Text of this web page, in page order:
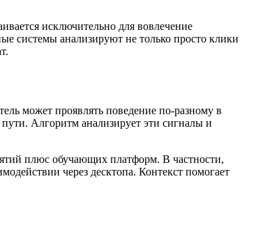
исключительно для вовлечение
системы анализируют не только просто клики
может проявлять поведение по-разному в
Алгоритм анализирует эти сигналы и
плюс обучающих платформ. В частности,
через десктопа. Контекст помогает